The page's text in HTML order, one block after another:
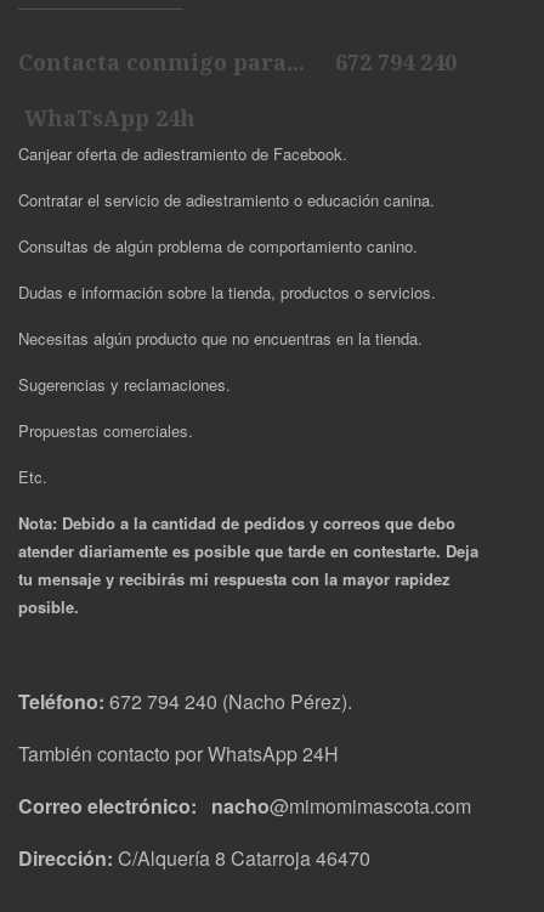
Contacta conmigo para... 672 794 240
WhaTsApp 24h
Canjear oferta de adiestramiento de Facebook.
Contratar el servicio de adiestramiento o educación canina.
Consultas de algún problema de comportamiento canino.
Dudas e información sobre la tienda, productos o servicios.
Necesitas algún producto que no encuentras en la tienda.
Sugerencias y reclamaciones.
Propuestas comerciales.
Etc.
Nota: Debido a la cantidad de pedidos y correos que debo
atender diariamente es posible que tarde en contestarte. Deja
tu mensaje y recibirás mi respuesta con la mayor rapidez
posible.
Teléfono: 672 794 240 (Nacho Pérez).
También contacto por WhatsApp 24H
Correo electrónico: nacho@mimomimascota.com
Dirección: C/Alquería 8 Catarroja 46470